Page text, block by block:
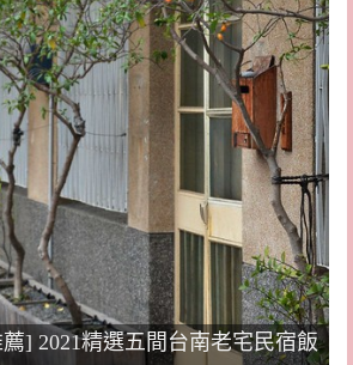
] 2021精選五間台南老宅民宿飯